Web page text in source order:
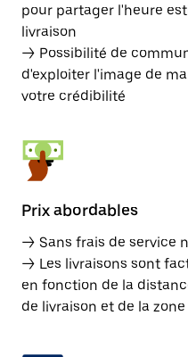
pour partager l'heure
livraison
→ Possibilité de
d'exploiter l'image de
votre crédibilité
Prix abordables
→ Sans frais de service
→ Les livraisons sont
en fonction de la
de livraison et de la